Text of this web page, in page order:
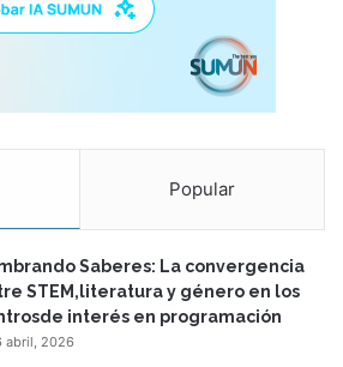
Popular
Saberes: La convergencia
STEM,literatura y género en los
interés en programación
abril, 2026